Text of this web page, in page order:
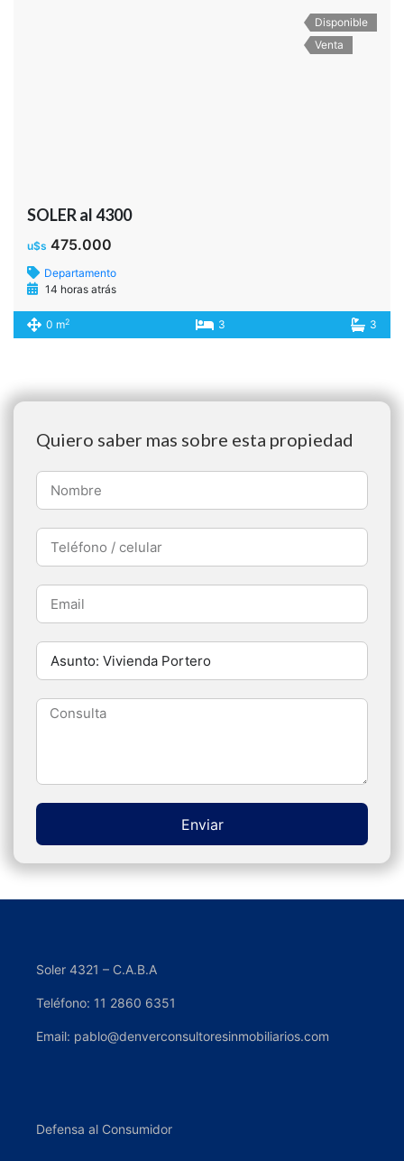
Disponible
Venta
SOLER al 4300
u$s 475.000
Departamento
14 horas atrás
0 m2 3 3
Quiero saber mas sobre esta propiedad
Enviar
Soler 4321 – C.A.B.A
Teléfono: 11 2860 6351
Email: pablo@denverconsultoresinmobiliarios.com
Defensa al Consumidor